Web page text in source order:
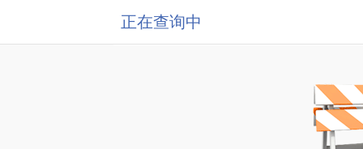
正在查询中